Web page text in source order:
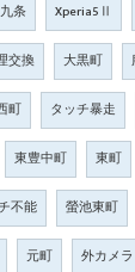
九条 Xperia5Ⅱ
交換 大黒町
町 タッチ暴走
東豊中町 東町
不能 螢池東町
元町 外カメラ